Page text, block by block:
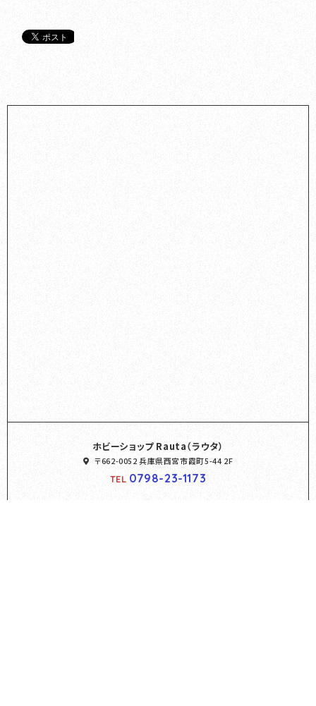
ホビーショップ Rauta（ラウタ）
〒662-0052 兵庫県西宮市霞町5-44 2F
TEL 0798-23-1173
営業時間